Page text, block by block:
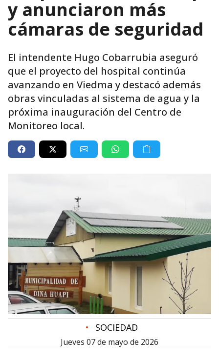
y anunciaron más
cámaras de seguridad
El intendente Hugo Cobarrubia aseguró
que el proyecto del hospital continúa
avanzando en Viedma y destacó además
obras vinculadas al sistema de agua y la
próxima inauguración del Centro de
Monitoreo local.
• SOCIEDAD
jueves 07 de mayo de 2026